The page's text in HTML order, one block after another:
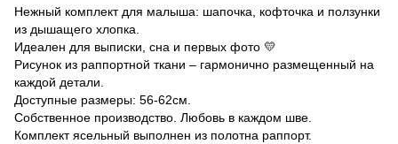
Нежный комплект для малыша: шапочка, кофточка и ползунки
из дышащего хлопка.
Идеален для выписки, сна и первых фото 💛
Рисунок из раппортной ткани – гармонично размещенный на
каждой детали.
Доступные размеры: 56-62см.
Собственное производство. Любовь в каждом шве.
Комплект ясельный выполнен из полотна раппорт.